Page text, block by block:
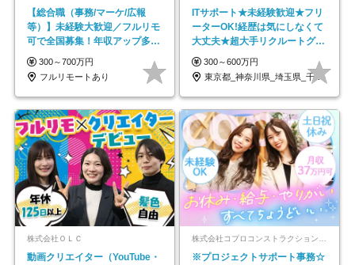
【総合職（事務/マーケ/広報
等）】未経験大歓迎／フルリモ
可で全国募集！年収アップ多数
★年休最大130日★
300～700万円
フルリモートあり
ITサポート★未経験歓迎★フリ
ーターOK!経歴は気にしなくて
大丈夫★超大手リクルートグル
ープの正社員/sg
300～600万円
東京都_神奈川県_埼玉県_千葉県_大阪府…
株式会社ＯＬＣ
動画クリエイター（YouTube・
※プロジェクトサポート事務☆